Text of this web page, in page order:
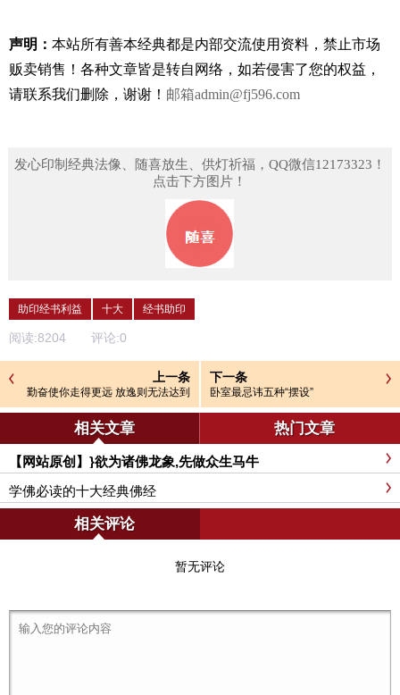
声明： 本站所有善本经典都是内部交流使用资料，禁止市场
贩卖销售！ 各种文章皆是转自网络，如若侵害了您的权益，
请联系我们删除，谢谢！ 邮箱admin@fj596.com
发心印制经典法像、随喜放生、供灯祈福，QQ微信12173323！
点击下方图片！
助印经书利益 十大 经书助印
阅读:8204 评论:0
上一条
勤奋使你走得更远 放逸则无法达到
彼岸
下一条
卧室最忌讳五种“摆设”
相关文章 热门文章
【网站原创】}欲为诸佛龙象,先做众生马牛
学佛必读的十大经典佛经
相关评论
暂无评论